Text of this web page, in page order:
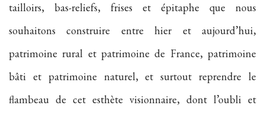
tailloirs, bas-reliefs, frises et épitaphe que nous
souhaitons construire entre hier et aujourd’hui,
patrimoine rural et patrimoine de France, patrimoine
bâti et patrimoine naturel, et surtout reprendre le
flambeau de cet esthète visionnaire, dont l’oubli et